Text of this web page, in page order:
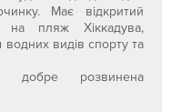
Має відкритий
пляж Хіккадува,
видів спорту та
добре розвинена